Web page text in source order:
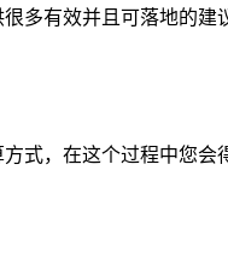
多有效并且可落地的
式，在这个过程中您会